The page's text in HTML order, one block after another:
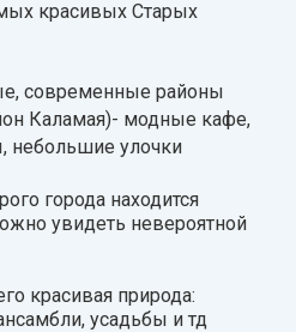
красивых Старых
современные районы
Каламая)- модные кафе,
небольшие улочки
города находится
увидеть невероятной
красивая природа:
усадьбы и тд